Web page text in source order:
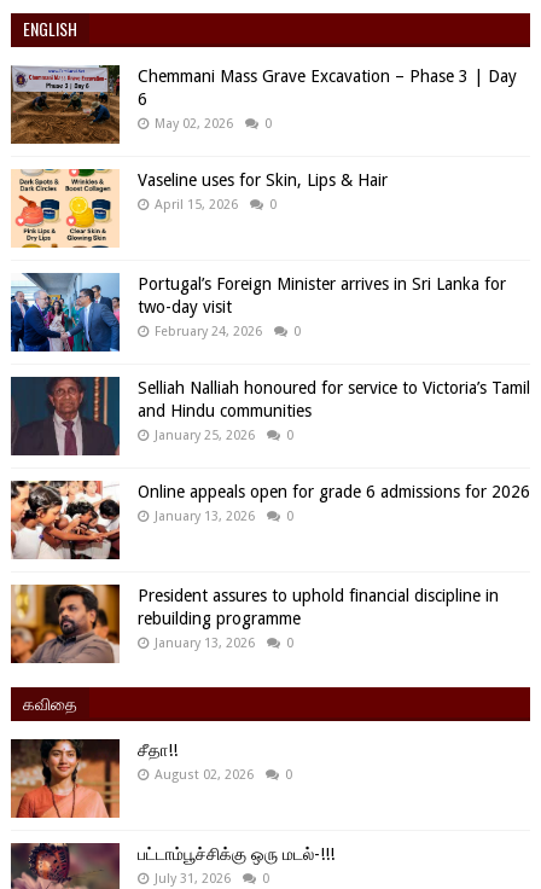
ENGLISH
Chemmani Mass Grave Excavation – Phase 3 | Day
6
May 02, 2026 0
Vaseline uses for Skin, Lips & Hair
April 15, 2026 0
Portugal’s Foreign Minister arrives in Sri Lanka for
two-day visit
February 24, 2026 0
Selliah Nalliah honoured for service to Victoria’s Tamil
and Hindu communities
January 25, 2026 0
Online appeals open for grade 6 admissions for 2026
January 13, 2026 0
President assures to uphold financial discipline in
rebuilding programme
January 13, 2026 0
கவிதை
சீதா!!
August 02, 2026 0
பட்டாம்பூச்சிக்கு ஒரு மடல்-!!!
July 31, 2026 0